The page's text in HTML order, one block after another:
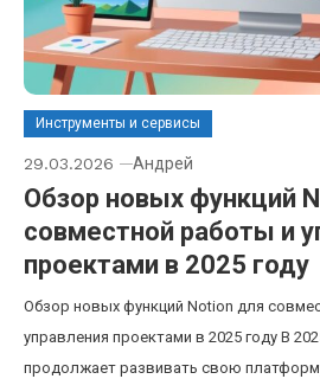
Инструменты и сервисы
29.03.2026 Андрей
Обзор новых функций
совместной работы и
проектами в 2025 году
Обзор новых функций Notion для
управления проектами в 2025 году В
продолжает развивать свою